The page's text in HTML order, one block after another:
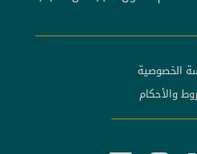
الخصوصية
والأحكام